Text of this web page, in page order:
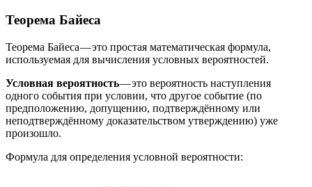
Теорема Байеса
Теорема Байеса — это простая математическая формула,
используемая для вычисления условных вероятностей.
Условная вероятность— это вероятность наступления
одного события при условии, что другое событие (по
предположению, допущению, подтверждённому или
неподтверждённому доказательством утверждению) уже
произошло.
Формула для определения условной вероятности: